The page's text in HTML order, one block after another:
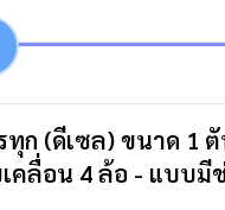
ก (ดีเซล) ขนาด 1
คลื่อน 4 ล้อ - แบบ